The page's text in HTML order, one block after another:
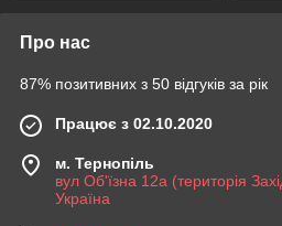
Про нас
87% позитивних з 50 відгуків за рік
Працює з 02.10.2020
м. Тернопіль
вул Об'їзна 12а (територія
Україна